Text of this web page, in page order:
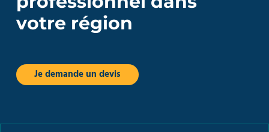
votre région
Je demande un devis